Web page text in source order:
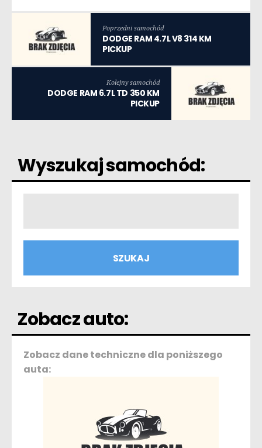
Poprzedni samochód
DODGE RAM 4.7L V8 314 KM
PICKUP
Kolejny samochód
DODGE RAM 6.7L TD 350 KM
PICKUP
Wyszukaj samochód:
Zobacz auto:
Zobacz dane techniczne dla poniższego
auta: